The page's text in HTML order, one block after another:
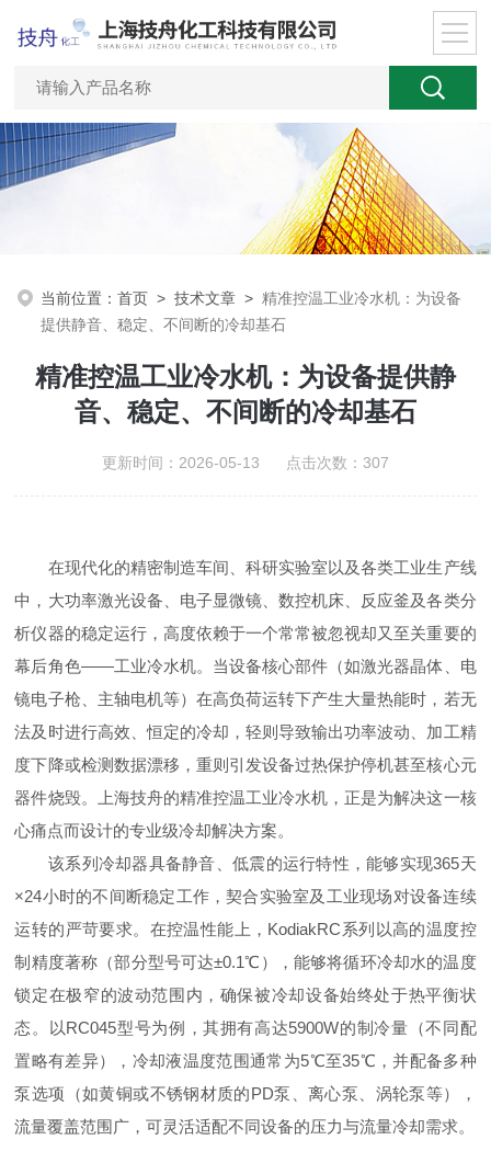
当前位置：首页 >技术文章 >精准控温工业冷水机：为设备
提供静音、稳定、不间断的冷却基石
精准控温工业冷水机：为设备提供静
音、稳定、不间断的冷却基石
更新时间：2026-05-13 点击次数：307
在现代化的精密制造车间、科研实验室以及各类工业生产线
中，大功率激光设备、电子显微镜、数控机床、反应釜及各类分
析仪器的稳定运行，高度依赖于一个常常被忽视却又至关重要的
幕后角色——工业冷水机。当设备核心部件（如激光器晶体、电
镜电子枪、主轴电机等）在高负荷运转下产生大量热能时，若无
法及时进行高效、恒定的冷却，轻则导致输出功率波动、加工精
度下降或检测数据漂移，重则引发设备过热保护停机甚至核心元
器件烧毁。上海技舟的精准控温工业冷水机，正是为解决这一核
心痛点而设计的专业级冷却解决方案。
该系列冷却器具备静音、低震的运行特性，能够实现365天
×24小时的不间断稳定工作，契合实验室及工业现场对设备连续
运转的严苛要求。在控温性能上，KodiakRC系列以高的温度控
制精度著称（部分型号可达±0.1℃），能够将循环冷却水的温度
锁定在极窄的波动范围内，确保被冷却设备始终处于热平衡状
态。以RC045型号为例，其拥有高达5900W的制冷量（不同配
置略有差异），冷却液温度范围通常为5℃至35℃，并配备多种
泵选项（如黄铜或不锈钢材质的PD泵、离心泵、涡轮泵等），
流量覆盖范围广，可灵活适配不同设备的压力与流量冷却需求。